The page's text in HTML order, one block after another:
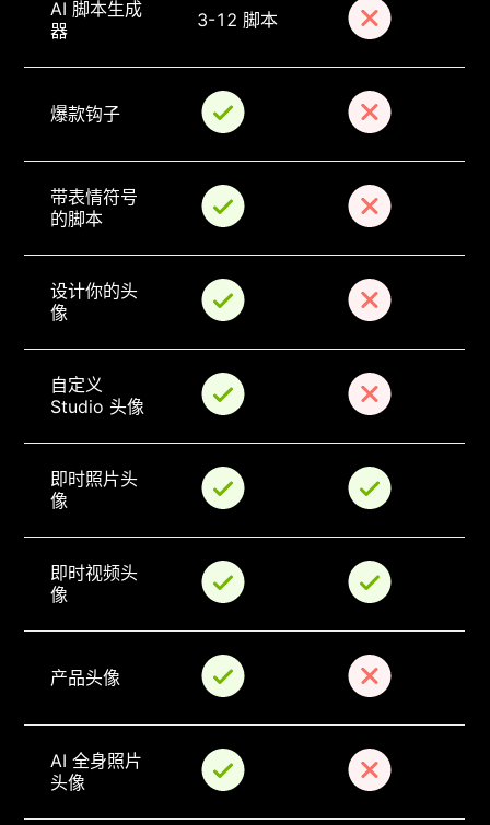
AI 脚本生成
器
3-12 脚本
爆款钩子
带表情符号
的脚本
设计你的头
像
自定义
Studio 头像
即时照片头
像
即时视频头
像
产品头像
AI 全身照片
头像